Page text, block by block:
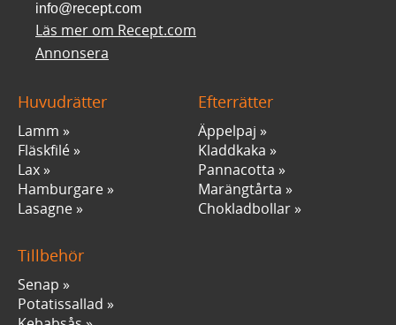
info@recept.com
Läs mer om Recept.com
Annonsera
Huvudrätter
Lamm
Fläskfilé
Lax
Hamburgare
Lasagne
Efterrätter
Äppelpaj
Kladdkaka
Pannacotta
Marängtårta
Chokladbollar
Tillbehör
Senap
Potatissallad